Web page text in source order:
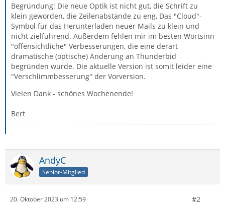
Begründung: Die neue Optik ist nicht gut, die Schrift zu
klein geworden, die Zeilenabstände zu eng, Das "Cloud"-
Symbol für das Herunterladen neuer Mails zu klein und
nicht zielführend. Außerdem fehlen mir im besten Wortsinn
"offensichtliche" Verbesserungen, die eine derart
dramatische (optische) Änderung an Thunderbid
begründen würde. Die aktuelle Version ist somit leider eine
"Verschlimmbesserung" der Vorversion.
Vielen Dank - schönes Wochenende!
Bert
AndyC
Senior-Mitglied
20. Oktober 2023 um 12:59 #2